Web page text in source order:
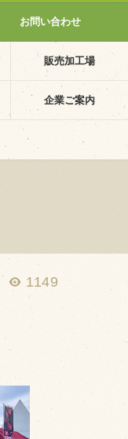
販売加工場
企業ご案内
お問い合わせ
1149